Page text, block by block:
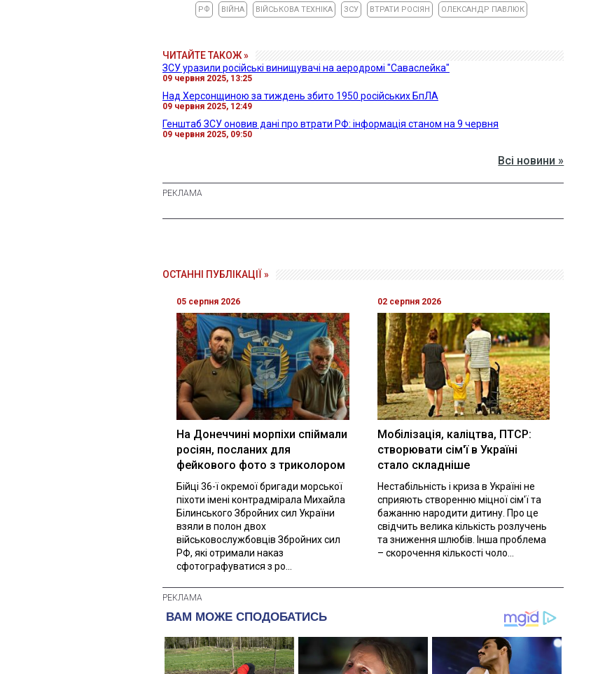
РФ ВІЙНА ВІЙСЬКОВА ТЕХНІКА ЗСУ ВТРАТИ РОСІЯН ОЛЕКСАНДР ПАВЛЮК
ЧИТАЙТЕ ТАКОЖ »
ЗСУ уразили російські винищувачі на аеродромі "Саваслейка"
09 червня 2025, 13:25
Над Херсонщиною за тиждень збито 1950 російських БпЛА
09 червня 2025, 12:49
Генштаб ЗСУ оновив дані про втрати РФ: інформація станом на 9 червня
09 червня 2025, 09:50
Всі новини »
ОСТАННІ ПУБЛІКАЦІЇ »
05 серпня 2026
На Донеччині морпіхи спіймали
росіян, посланих для
фейкового фото з триколором
Бійці 36-ї окремої бригади морської
піхоти імені контрадмірала Михайла
Білинського Збройних сил України
взяли в полон двох
військовослужбовців Збройних сил
РФ, які отримали наказ
сфотографуватися з ро...
02 серпня 2026
Мобілізація, каліцтва, ПТСР:
створювати сім'ї в Україні
стало складніше
Нестабільність і криза в Україні не
сприяють створенню міцної сім'ї та
бажанню народити дитину. Про це
свідчить велика кількість розлучень
та зниження шлюбів. Інша проблема
– скорочення кількості чоло...